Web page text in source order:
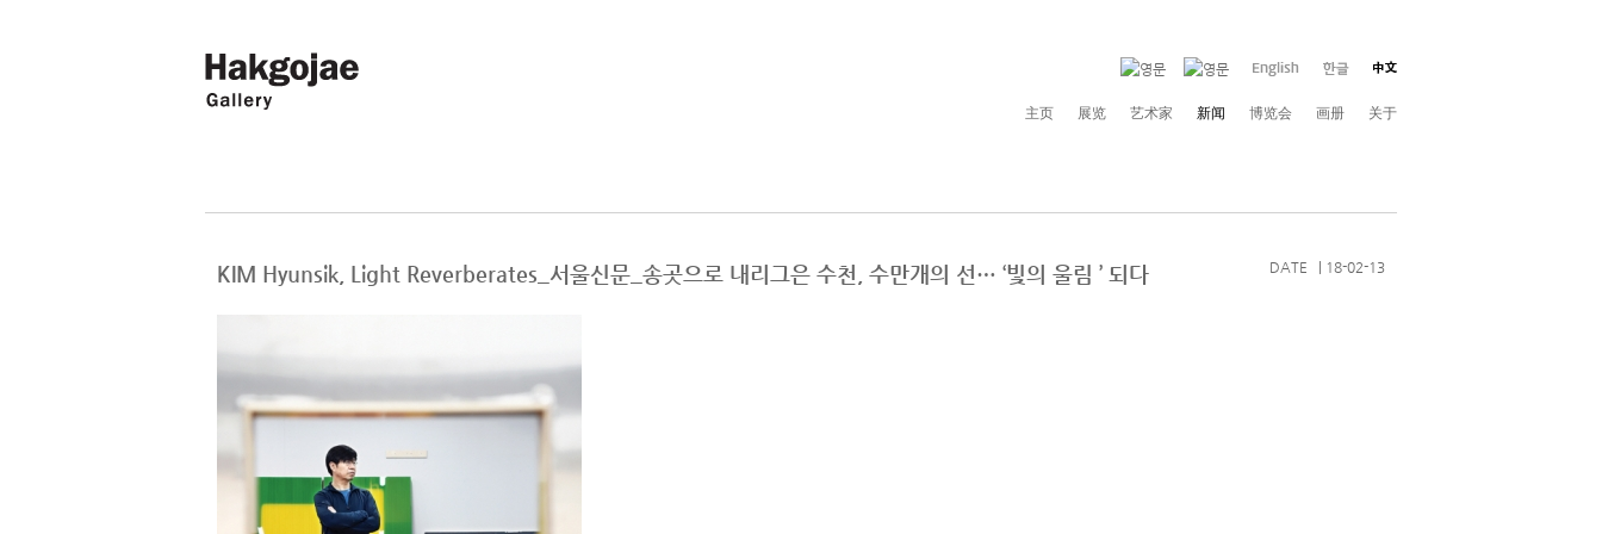
主页 展览 艺术家 新闻 博览会 画册 关于
KIM Hyunsik, Light Reverberates_서울신문_송곳으로 내리그은 수천, 수만개의 선… ‘빛의 울림 ’ 되다 DATE | 18-02-13